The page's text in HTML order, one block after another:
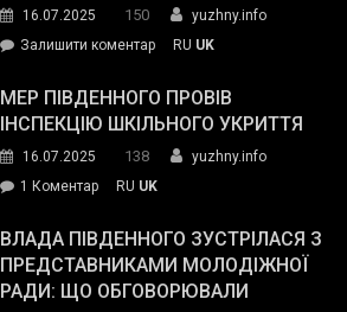
силових
та
органів:
«Наш
спільний
окупанти.
Маємо
діяти
16.07.2025 150
yuzhny.info
Залишити коментарon
ДСНС
власноруч
пожежу
у
RU UK
МЕР ПІВДЕННОГО ПРОВІВ
ІНСПЕКЦІЮ ШКІЛЬНОГО УКРИТТЯ
16.07.2025 138
yuzhny.info
1 Коментардо
Південного
провів
інспекцію
RU UK
ВЛАДА ПІВДЕННОГО ЗУСТРІЛАСЯ З
ПРЕДСТАВНИКАМИ МОЛОДІЖНОЇ
РАДИ: ЩО ОБГОВОРЮВАЛИ